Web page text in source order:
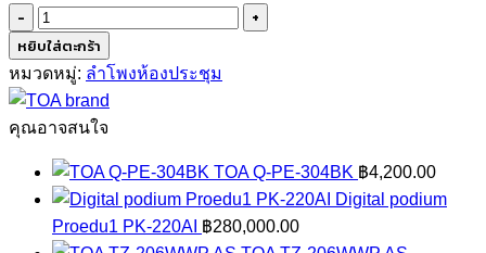
จำนวน
TOA
TH-
660
ชิ้น
หยิบใส่ตะกร้า
หมวดหมู่: ลำโพงห้องประชุม
คุณอาจสนใจ
TOA Q-PE-304BK ฿4,200.00
Digital podium
Proedu1 PK-220AI ฿280,000.00